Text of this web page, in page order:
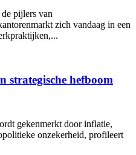
pijlers van
zich vandaag in een
strategische hefboom
gekenmerkt door inflatie,
onzekerheid, profileert